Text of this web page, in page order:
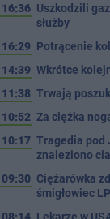
16:36 Uszkodzili
służby
16:29 Potrącenie
14:39 Wkrótce
11:38 Trwają
10:52 Za ciężka
10:17 Tragedia pod
znaleziono
09:30 Ciężarówka
śmigłowiec
08:14 Lekarze w